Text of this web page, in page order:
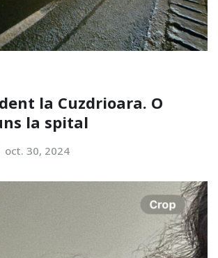
la Cuzdrioara. O
la spital
oct. 30, 2024